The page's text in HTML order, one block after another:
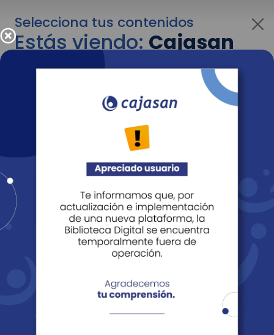
Selecciona tus contenidos
Estás viendo:Cajasan
para empresas
Para cambiar al contenido de tu interés más
adelante recuerda utilizar el menú
Entendido